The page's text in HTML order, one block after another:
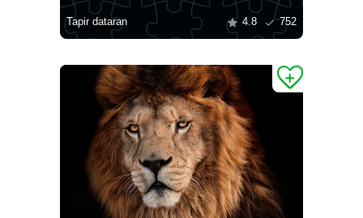
Tapir dataran 4.8 752